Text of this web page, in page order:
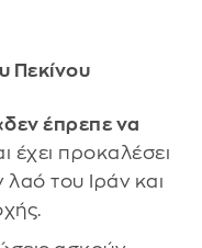
Πεκίνου
έπρεπε να
έχει προκαλέσει
του Ιράν και